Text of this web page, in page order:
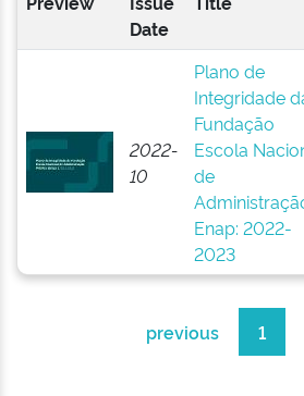
Date
2022-
10
Plano de
Integridade
Fundação
Escola
de
Enap: 2022-
2023
previous 1